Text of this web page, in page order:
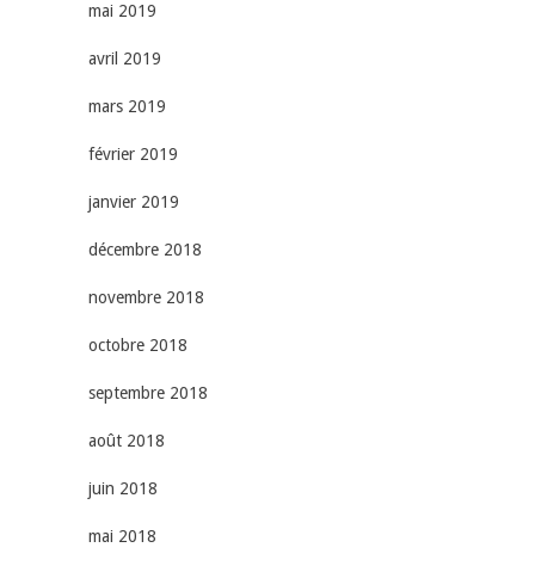
mai 2019
avril 2019
mars 2019
février 2019
janvier 2019
décembre 2018
novembre 2018
octobre 2018
septembre 2018
août 2018
juin 2018
mai 2018